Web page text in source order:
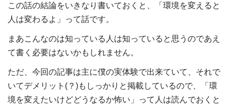
この話の結論をいきなり書いておくと、「環境を変えると
人は変わるよ」って話です。
まあこんなのは知っている人は知っていると思うのであえ
て書く必要はないかもしれません。
ただ、今回の記事は主に僕の実体験で出来ていて、それで
いてデメリット(？)もしっかりと掲載しているので、「環
境を変えたいけどどうなるか怖い」って人は読んでおくと